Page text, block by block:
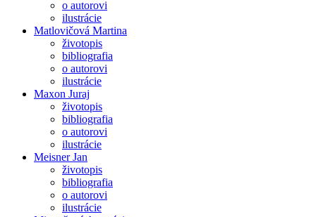
o autorovi
ilustrácie
Matlovičová Martina
životopis
bibliografia
o autorovi
ilustrácie
Maxon Juraj
životopis
bibliografia
o autorovi
ilustrácie
Meisner Jan
životopis
bibliografia
o autorovi
ilustrácie